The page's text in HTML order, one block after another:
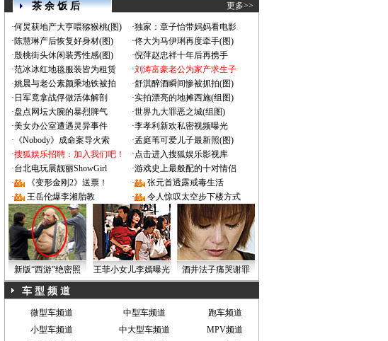
茶 余 饭 后 更多>>
·何炅获地产大亨喂猕猴桃(图) ·独家：章子怡带妈妈看电影
·陈慧琳产后恢复好身材(图) ·佟大为马伊琍再度牵手(图)
·殷桃街头休闲装秀性感(图) ·倪萍赵忠祥十年后再携手
·范冰冰红地毯服装皆为租赁 ·刘涛富豪老公为家产求生子
·姚晨与老公素颜乘地铁被拍 ·舒淇醉酒瞬间惨被抓拍(图)
· 日军竟拿战俘做活体解剖 ·实拍漂亮的地摊西施(组图)
·盘点网坛大腕的暴烈脾气 ·世界九大罪恶之城(组图)
·美女办公室遭遇灵异事件 ·李孝利新欢私密视频曝光
· 《Nobody》成命案导火索 ·孟庭苇可爱儿子最新照(图)
·搜狐娱乐招聘：加入我们吧！ ·点击进入搜狐娱乐影视库
·台北电玩展靓丽ShowGirl ·游戏史上最般配的十对情侣
·
《变形金刚2》送票！ ·
张元首透露戒毒生活
·
王岳伦爆李湘胎教 · 令人惊叹太空步下楼方式
新版“西游”绝密照 王菲小女儿李嫣曝光 酒井法子痛哭谢罪
车 型 频 道
微型车频道 中型车频道
跑车频道
小型车频道
中大型车频道
MPV频道